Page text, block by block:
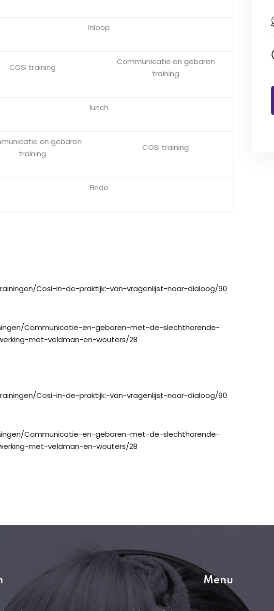
Inloop
COSI training
Communicatie en gebaren
training
lunch
en gebaren
training
COSI training
Einde
Cosi-in-de-praktijk:-van-vragenlijst-naar-dialoog/90
Communicatie-en-gebaren-met-de-slechthorende-
met-veldman-en-wouters/28
Cosi-in-de-praktijk:-van-vragenlijst-naar-dialoog/90
Communicatie-en-gebaren-met-de-slechthorende-
met-veldman-en-wouters/28
Menu